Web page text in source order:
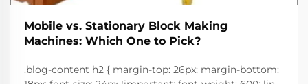
Mobile vs. Stationary Block Making
Machines: Which One to Pick?
.blog-content h2 { margin-top: 26px; margin-bottom: